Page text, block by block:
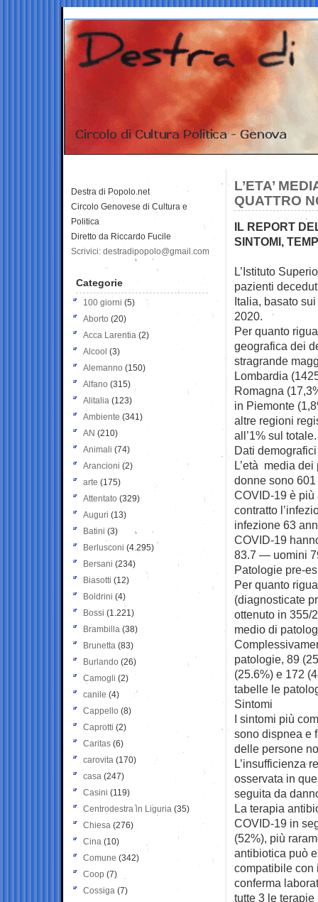
L’ETA’
QUATTRO
IL REPORT
SINTOMI,
L’Istituto
pazienti
Italia, basato
2020.
Per quanto
geografica dei
stragrande
Lombardia
Romagna
in Piemonte
altre regioni
all’1% sul totale.
Dati demografici
L’età media
donne sono
COVID-19 è
contratto
infezione 63
COVID-19
83.7 — uomini
Patologie pre-
Per quanto
(diagnosticate
ottenuto in 355/
medio di
patologie, 89
(25.6%) e 172
tabelle le
Sintomi
I sintomi più
sono dispnea e
delle persone
L’insufficienza
osservata in
seguita da
La terapia
COVID-19 in
(52%), più
antibiotica può
compatibile con
conferma
tutte 3 le terapie
Destra di Popolo.net
Circolo Genovese di Cultura e
Politica
Diretto da Riccardo Fucile
Scrivici: destradipopolo@gmail.com
Categorie
100 giorni (5)
Aborto (20)
Acca Larentia (2)
Alcool (3)
Alemanno (150)
Alfano (315)
Alitalia (123)
Ambiente (341)
AN (210)
Animali (74)
Arancioni (2)
arte (175)
Attentato (329)
Auguri (13)
Batini (3)
Berlusconi (4.295)
Bersani (234)
Biasotti (12)
Boldrini (4)
Bossi (1.221)
Brambilla (38)
Brunetta (83)
Burlando (26)
Camogli (2)
canile (4)
Cappello (8)
Caprotti (2)
Caritas (6)
carovita (170)
casa (247)
Casini (119)
Centrodestra in Liguria (35)
Chiesa (276)
Cina (10)
Comune (342)
Coop (7)
Cossiga (7)